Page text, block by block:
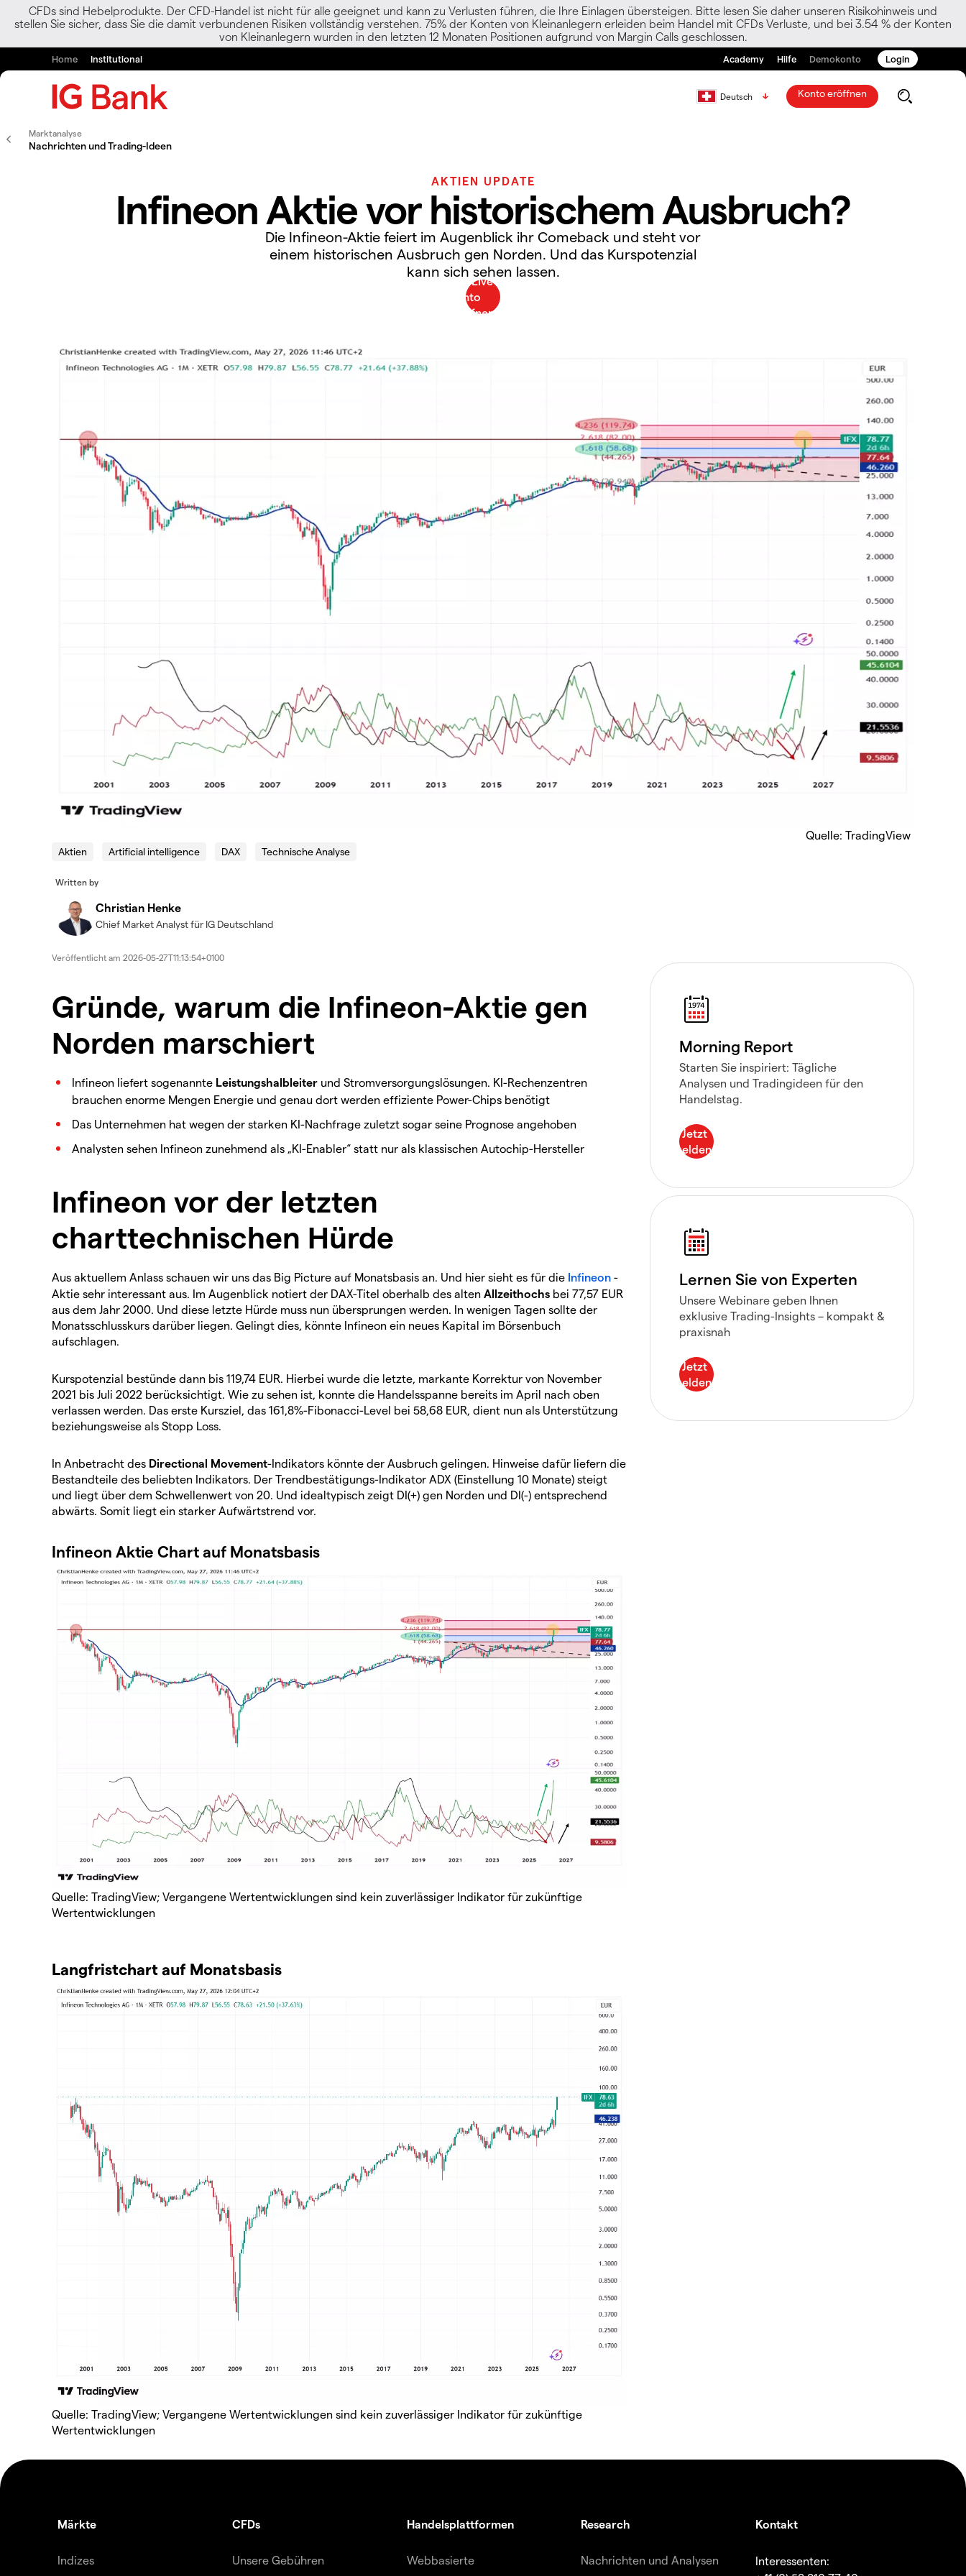
CFDs sind Hebelprodukte. Der CFD-Handel ist nicht für alle geeignet und kann zu Verlusten führen, die Ihre Einlagen übersteigen. Bitte lesen Sie daher unseren Risikohinweis und
stellen Sie sicher, dass Sie die damit verbundenen Risiken vollständig verstehen. 75% der Konten von Kleinanlegern erleiden beim Handel mit CFDs Verluste, und bei 3.54 % der Konten
von Kleinanlegern wurden in den letzten 12 Monaten Positionen aufgrund von Margin Calls geschlossen.
Home Institutional Academy Hilfe Demokonto Login
Deutsch Konto eröffnen
Marktanalyse
Nachrichten und Trading-Ideen
AKTIEN UPDATE
Infineon Aktie vor historischem Ausbruch?
Die Infineon-Aktie feiert im Augenblick ihr Comeback und steht vor
einem historischen Ausbruch gen Norden. Und das Kurspotenzial
kann sich sehen lassen.
Quelle: TradingView
Aktien Artificial intelligence DAX Technische Analyse
Written by
Christian Henke
Chief Market Analyst für IG Deutschland
Veröffentlicht am 2026-05-27T11:13:54+0100
Gründe, warum die Infineon-Aktie gen
Norden marschiert
Infineon liefert sogenannte Leistungshalbleiter und Stromversorgungslösungen. KI-Rechenzentren
brauchen enorme Mengen Energie und genau dort werden effiziente Power-Chips benötigt
Das Unternehmen hat wegen der starken KI-Nachfrage zuletzt sogar seine Prognose angehoben
Analysten sehen Infineon zunehmend als „KI-Enabler“ statt nur als klassischen Autochip-Hersteller
Infineon vor der letzten
charttechnischen Hürde
Aus aktuellem Anlass schauen wir uns das Big Picture auf Monatsbasis an. Und hier sieht es für die Infineon -
Aktie sehr interessant aus. Im Augenblick notiert der DAX-Titel oberhalb des alten Allzeithochs bei 77,57 EUR
aus dem Jahr 2000. Und diese letzte Hürde muss nun übersprungen werden. In wenigen Tagen sollte der
Monatsschlusskurs darüber liegen. Gelingt dies, könnte Infineon ein neues Kapital im Börsenbuch
aufschlagen.
Kurspotenzial bestünde dann bis 119,74 EUR. Hierbei wurde die letzte, markante Korrektur von November
2021 bis Juli 2022 berücksichtigt. Wie zu sehen ist, konnte die Handelsspanne bereits im April nach oben
verlassen werden. Das erste Kursziel, das 161,8%-Fibonacci-Level bei 58,68 EUR, dient nun als Unterstützung
beziehungsweise als Stopp Loss.
In Anbetracht des Directional Movement-Indikators könnte der Ausbruch gelingen. Hinweise dafür liefern die
Bestandteile des beliebten Indikators. Der Trendbestätigungs-Indikator ADX (Einstellung 10 Monate) steigt
und liegt über dem Schwellenwert von 20. Und idealtypisch zeigt DI(+) gen Norden und DI(-) entsprechend
abwärts. Somit liegt ein starker Aufwärtstrend vor.
Infineon Aktie Chart auf Monatsbasis
Quelle: TradingView; Vergangene Wertentwicklungen sind kein zuverlässiger Indikator für zukünftige
Wertentwicklungen
Langfristchart auf Monatsbasis
Quelle: TradingView; Vergangene Wertentwicklungen sind kein zuverlässiger Indikator für zukünftige
Wertentwicklungen
Morning Report
Starten Sie inspiriert: Tägliche
Analysen und Tradingideen für den
Handelstag.
Lernen Sie von Experten
Unsere Webinare geben Ihnen
exklusive Trading-Insights – kompakt &
praxisnah
Märkte
Indizes
CFDs
Unsere Gebühren
Handelsplattformen
Webbasierte
Research
Nachrichten und Analysen
Kontakt
Interessenten: